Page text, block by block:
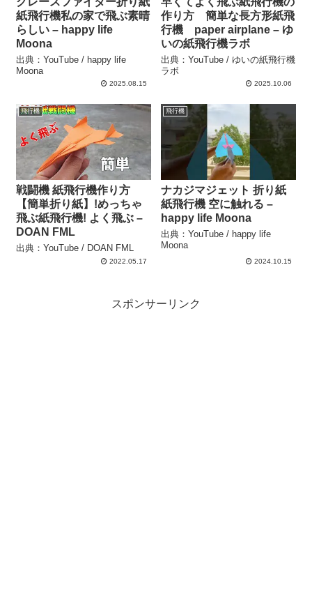
紙飛行機私の家で飛ぶ素晴
らしい – happy life
Moona
出典：YouTube / happy life
Moona
2025.08.15
作り方 簡単な長方形紙飛
行機 paper airplane – ゆ
いの紙飛行機ラボ
出典：YouTube / ゆいの紙飛行機
ラボ
2025.10.06
飛行機
戦闘機 紙飛行機作り方
【簡単折り紙】!めっちゃ
飛ぶ紙飛行機! よく飛ぶ –
DOAN FML
出典：YouTube / DOAN FML
2022.05.17
飛行機
ナカジマジェット 折り紙
紙飛行機 空に触れる –
happy life Moona
出典：YouTube / happy life
Moona
2024.10.15
スポンサーリンク